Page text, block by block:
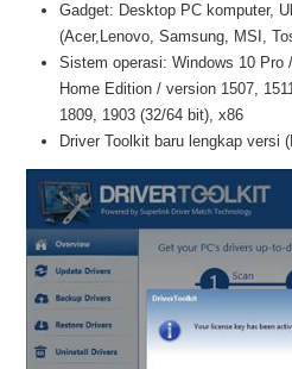
Gadget: Desktop PC komputer,
(Acer,Lenovo, Samsung, MSI,
Sistem operasi: Windows 10 Pro
Home Edition / version 1507,
1809, 1903 (32/64 bit), x86
Driver Toolkit baru lengkap versi